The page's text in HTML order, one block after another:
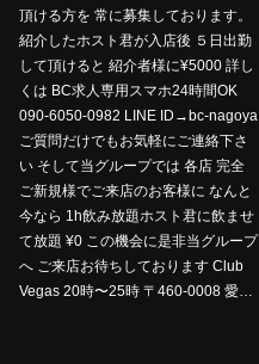
頂ける方を 常に募集しております。
紹介したホスト君が入店後 ５日出勤
して頂けると 紹介者様に¥5000 詳し
くは BC求人専用スマホ24時間OK
090-6050-0982 LINE ID→bc-nagoya
ご質問だけでもお気軽にご連絡下さ
い そして当グループでは 各店 完全
ご新規様でご来店のお客様に なんと
今なら 1h飲み放題ホスト君に飲ませ
て放題 ¥0 この機会に是非当グループ
へ ご来店お待ちしております Club
Vegas 20時〜25時 〒460-0008 愛…